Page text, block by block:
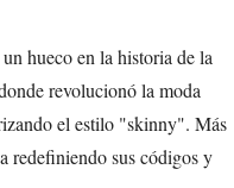
hueco en la historia de la
revolucionó la moda
el estilo "skinny". Más
redefiniendo sus códigos y